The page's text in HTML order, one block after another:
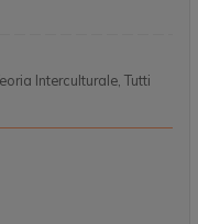
Interculturale,Tutti